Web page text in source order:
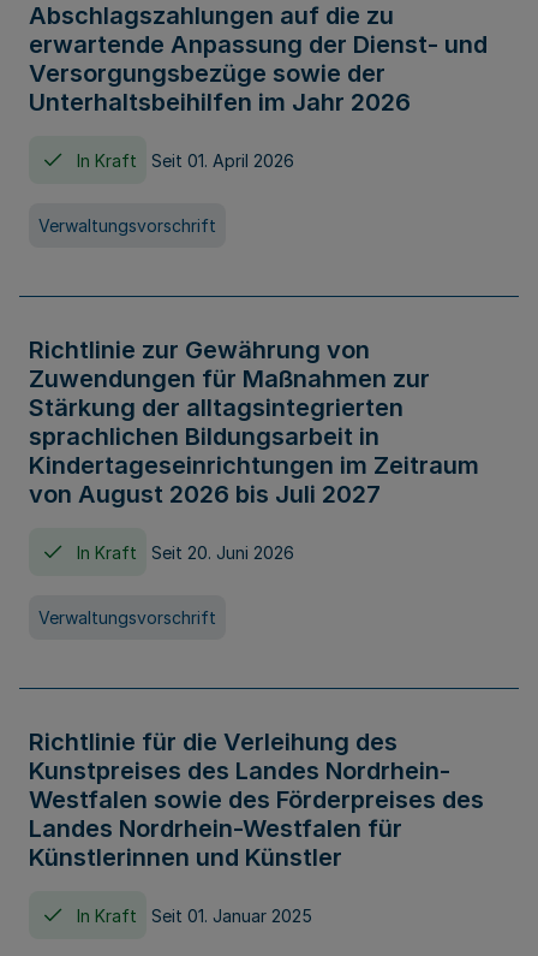
Abschlagszahlungen auf die zu
erwartende Anpassung der Dienst- und
Versorgungsbezüge sowie der
Unterhaltsbeihilfen im Jahr 2026
In Kraft Seit 01. April 2026
Verwaltungsvorschrift
Richtlinie zur Gewährung von
Zuwendungen für Maßnahmen zur
Stärkung der alltagsintegrierten
sprachlichen Bildungsarbeit in
Kindertageseinrichtungen im Zeitraum
von August 2026 bis Juli 2027
In Kraft Seit 20. Juni 2026
Verwaltungsvorschrift
Richtlinie für die Verleihung des
Kunstpreises des Landes Nordrhein-
Westfalen sowie des Förderpreises des
Landes Nordrhein-Westfalen für
Künstlerinnen und Künstler
In Kraft Seit 01. Januar 2025